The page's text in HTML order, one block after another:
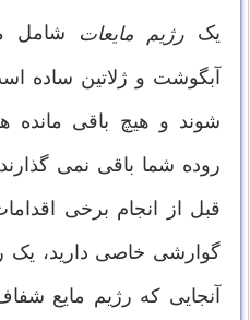
یک رژیم مایعات شامل
آبگوشت و ژلاتین ساده
شوند و هیچ باقی
روده شما باقی نمی
قبل از انجام برخی
گوارشی خاصی دارید، یک
آنجایی که رژیم مایع